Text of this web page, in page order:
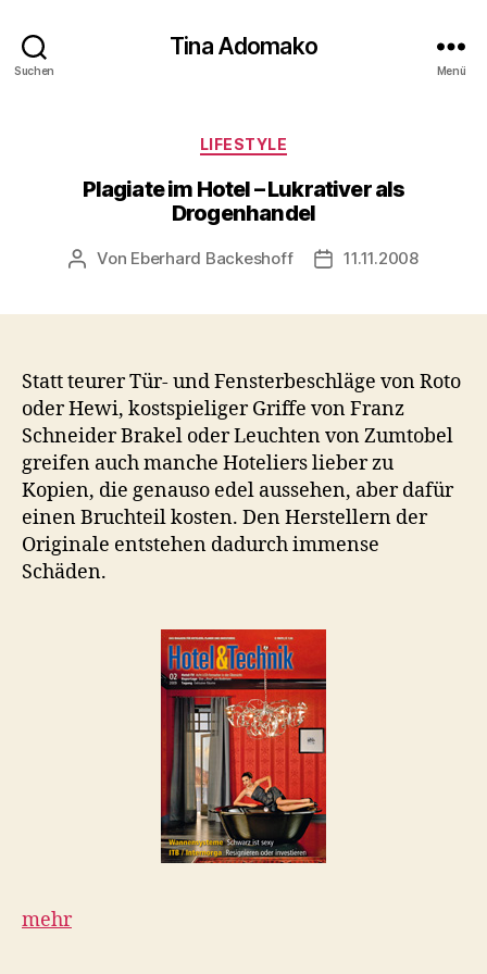
Suchen
Tina Adomako
Menü
Kategorien
LIFESTYLE
Plagiate im Hotel – Lukrativer als
Drogenhandel
Beitragsautor
Von Eberhard Backeshoff 11.11.2008
Statt teurer Tür- und Fensterbeschläge von Roto
oder Hewi, kostspieliger Griffe von Franz
Schneider Brakel oder Leuchten von Zumtobel
greifen auch manche Hoteliers lieber zu
Kopien, die genauso edel aussehen, aber dafür
einen Bruchteil kosten. Den Herstellern der
Originale entstehen dadurch immense
Schäden.
mehr